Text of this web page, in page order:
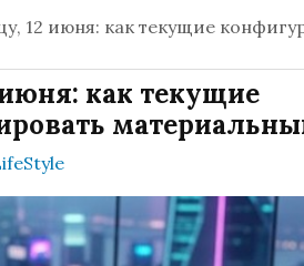
12 июня: как текущие
как текущие